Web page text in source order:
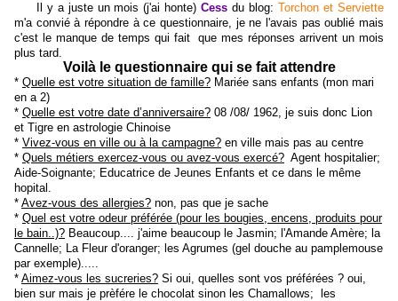
Il y a juste un mois (j'ai honte)Cess du blog:Torchon et Serviette
m'a convié à répondre à ce questionnaire, je ne l'avais pas oublié mais
c'est le manque de temps qui fait que mes réponses arrivent un mois
plus tard.
Voilà le questionnaire qui se fait attendre
* Quelle est votre situation de famille? Mariée sans enfants (mon mari
en a 2)
* Quelle est votre date d’anniversaire? 08 /08/ 1962, je suis donc Lion
et Tigre en astrologie Chinoise
* Vivez-vous en ville ou à la campagne? en ville mais pas au centre
* Quels métiers exercez-vous ou avez-vous exercé? Agent hospitalier;
Aide-Soignante; Educatrice de Jeunes Enfants et ce dans le même
hopital.
* Avez-vous des allergies? non, pas que je sache
* Quel est votre odeur préférée (pour les bougies, encens, produits pour
le bain..)? Beaucoup.... j'aime beaucoup le Jasmin; l'Amande Amère; la
Cannelle; La Fleur d'oranger; les Agrumes (gel douche au pamplemouse
par exemple).....
* Aimez-vous les sucreries? Si oui, quelles sont vos préférées ? oui,
bien sur mais je prèfére le chocolat sinon les Chamallows; les